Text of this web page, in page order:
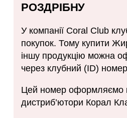
РОЗДРІБНУ
У компанії Coral Club
покупок. Тому купити
іншу продукцію можна
через клубний (ID)
Цей номер оформляємо
дистриб’ютори Корал